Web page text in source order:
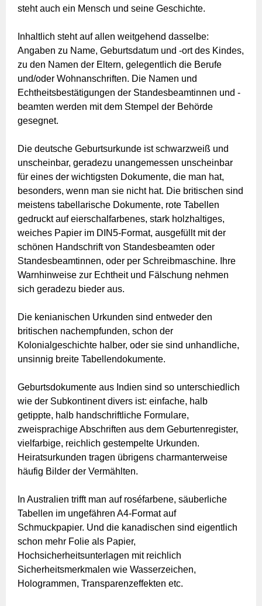
steht auch ein Mensch und seine Geschichte.
Inhaltlich steht auf allen weitgehend dasselbe:
Angaben zu Name, Geburtsdatum und -ort des Kindes,
zu den Namen der Eltern, gelegentlich die Berufe
und/oder Wohnanschriften. Die Namen und
Echtheitsbestätigungen der Standesbeamtinnen und -
beamten werden mit dem Stempel der Behörde
gesegnet.
Die deutsche Geburtsurkunde ist schwarzweiß und
unscheinbar, geradezu unangemessen unscheinbar
für eines der wichtigsten Dokumente, die man hat,
besonders, wenn man sie nicht hat. Die britischen sind
meistens tabellarische Dokumente, rote Tabellen
gedruckt auf eierschalfarbenes, stark holzhaltiges,
weiches Papier im DIN5-Format, ausgefüllt mit der
schönen Handschrift von Standesbeamten oder
Standesbeamtinnen, oder per Schreibmaschine. Ihre
Warnhinweise zur Echtheit und Fälschung nehmen
sich geradezu bieder aus.
Die kenianischen Urkunden sind entweder den
britischen nachempfunden, schon der
Kolonialgeschichte halber, oder sie sind unhandliche,
unsinnig breite Tabellendokumente.
Geburtsdokumente aus Indien sind so unterschiedlich
wie der Subkontinent divers ist: einfache, halb
getippte, halb handschriftliche Formulare,
zweisprachige Abschriften aus dem Geburtenregister,
vielfarbige, reichlich gestempelte Urkunden.
Heiratsurkunden tragen übrigens charmanterweise
häufig Bilder der Vermählten.
In Australien trifft man auf roséfarbene, säuberliche
Tabellen im ungefähren A4-Format auf
Schmuckpapier. Und die kanadischen sind eigentlich
schon mehr Folie als Papier,
Hochsicherheitsunterlagen mit reichlich
Sicherheitsmerkmalen wie Wasserzeichen,
Hologrammen, Transparenzeffekten etc.